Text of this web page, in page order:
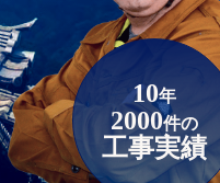
10年
2000件の
工事実績